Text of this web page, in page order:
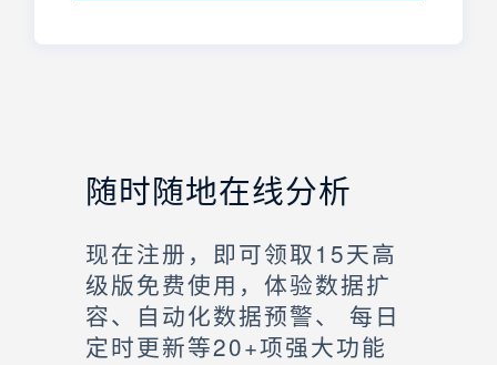
随时随地在线分析
现在注册，即可领取15天高
级版免费使用，体验数据扩
容、自动化数据预警、 每日
定时更新等20+项强大功能